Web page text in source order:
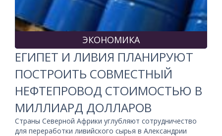
ЭКОНОМИКА
ЕГИПЕТ И ЛИВИЯ ПЛАНИРУЮТ
ПОСТРОИТЬ СОВМЕСТНЫЙ
НЕФТЕПРОВОД СТОИМОСТЬЮ В
МИЛЛИАРД ДОЛЛАРОВ
Страны Северной Африки углубляют сотрудничество
для переработки ливийского сырья в Александрии